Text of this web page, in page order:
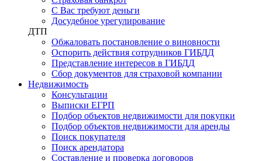
С Вас требуют деньги
Досудебное урегулирование
ДТП
Обжаловать постановление о виновности
Оспорить действия сотрудников ГИБДД
Представление интересов в ГИБДД
Сбор документов для страховой компании
Недвижимость
Консультации
Выписки ЕГРП
Подбор объектов недвижимости для покупки
Подбор объектов недвижимости для аренды
Поиск покупателя
Поиск арендатора
Составление и проверка договоров